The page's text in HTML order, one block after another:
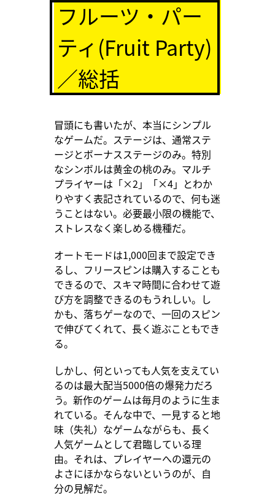
フルーツ・パー
ティ(Fruit Party)
／総括
冒頭にも書いたが、本当にシンプル
なゲームだ。ステージは、通常ステ
ージとボーナスステージのみ。特別
なシンボルは黄金の桃のみ。マルチ
プライヤーは「×2」「×4」とわか
りやすく表記されているので、何も迷
うことはない。必要最小限の機能で、
ストレスなく楽しめる機種だ。
オートモードは1,000回まで設定でき
るし、フリースピンは購入することも
できるので、スキマ時間に合わせて遊
び方を調整できるのもうれしい。し
かも、落ちゲーなので、一回のスピン
で伸びてくれて、長く遊ぶこともでき
る。
しかし、何といっても人気を支えてい
るのは最大配当5000倍の爆発力だろ
う。新作のゲームは毎月のように生ま
れている。そんな中で、一見すると地
味（失礼）なゲームながらも、長く
人気ゲームとして君臨している理
由。それは、プレイヤーへの還元の
よさにほかならないというのが、自
分の見解だ。